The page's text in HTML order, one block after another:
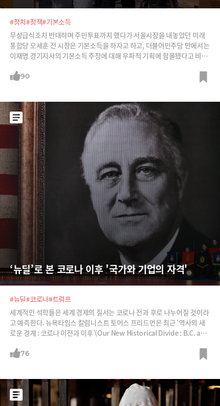
#정치#정책#기본소득
무상급식조차 반대하며 주민투표까지 했다가 서울시장을 내놓았던 미래
통합당 오세훈 전 시장은 기본소득을 하자고 하고, 더불어민주당 안에서는
이재명 경기지사의 기본소득 주장에 대해 우파적 기획에 함몰됐다고 비판
르기 때문이다. 기본소득의 목적과 방식이 누가 말하느냐에 따라 다 다르
일회성이 아니라
90
‘뉴딜’로 본 코로나 이후 '국가와 기업의 자격'
#뉴딜#코로나#트럼프
세계적인 석학들은 세계 경제의 질서는 코로나 전과 후로 나누어질 것이라
고 예측한다. 뉴욕타임스 칼럼니스트 토머스 프리드먼은 최근 ‘역사의 새
로운 경계 : 코로나 이전과 이후’(Our New Historical Divide : B.C. and
계는 지금까지 우리가 알았던 것과는 무척이나 다른 모습일 것”이라고 말
76